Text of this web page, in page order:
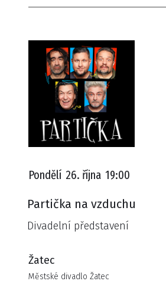
Pondělí 26. října 19:00
Partička na vzduchu
Divadelní představení
Žatec
Městské divadlo Žatec